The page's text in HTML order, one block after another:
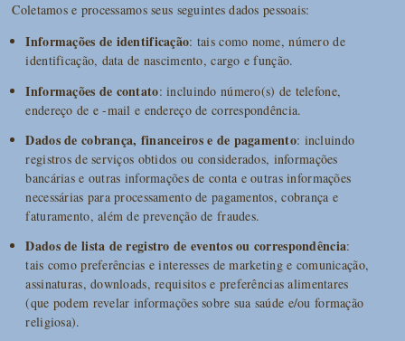
Coletamos e processamos seus seguintes dados pessoais:
Informações de identificação: tais como nome, número de
identificação, data de nascimento, cargo e função.
Informações de contato: incluindo número(s) de telefone,
endereço de e -mail e endereço de correspondência.
Dados de cobrança, financeiros e de pagamento: incluindo
registros de serviços obtidos ou considerados, informações
bancárias e outras informações de conta e outras informações
necessárias para processamento de pagamentos, cobrança e
faturamento, além de prevenção de fraudes.
Dados de lista de registro de eventos ou correspondência:
tais como preferências e interesses de marketing e comunicação,
assinaturas, downloads, requisitos e preferências alimentares
(que podem revelar informações sobre sua saúde e/ou formação
religiosa).